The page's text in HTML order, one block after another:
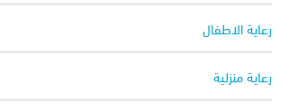
رعاية الاطفال
رعاية منزلية